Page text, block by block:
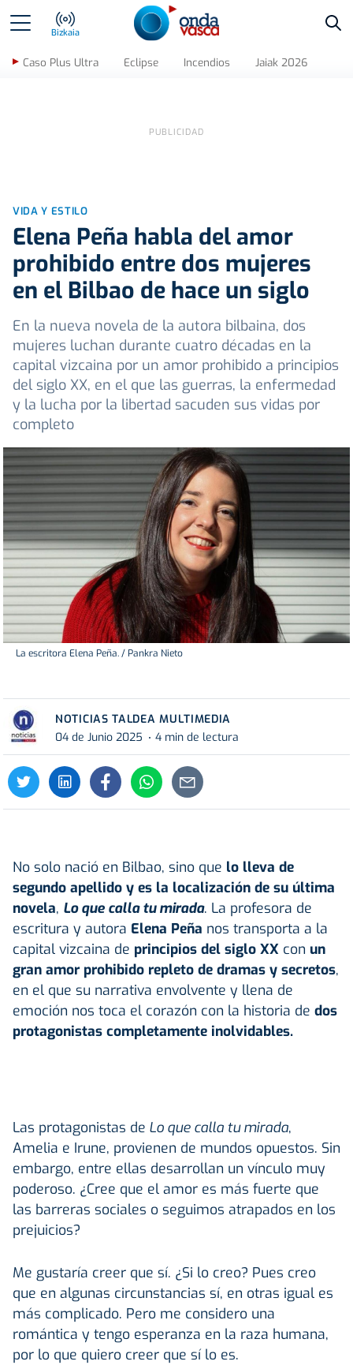
Bizkaia
Caso Plus Ultra Eclipse Incendios Jaiak 2026
VIDA Y ESTILO
Elena Peña habla del amor
prohibido entre dos mujeres
en el Bilbao de hace un siglo
En la nueva novela de la autora bilbaina, dos
mujeres luchan durante cuatro décadas en la
capital vizcaina por un amor prohibido a principios
del siglo XX, en el que las guerras, la enfermedad
y la lucha por la libertad sacuden sus vidas por
completo
La escritora Elena Peña. / Pankra Nieto
NOTICIAS TALDEA MULTIMEDIA
04 de Junio 2025
4 min de lectura
No solo nació en Bilbao, sino que lo lleva de
segundo apellido y es la localización de su última
novela, Lo que calla tu mirada. La profesora de
escritura y autora Elena Peña nos transporta a la
capital vizcaina de principios del siglo XX con un
gran amor prohibido repleto de dramas y secretos,
en el que su narrativa envolvente y llena de
emoción nos toca el corazón con la historia de dos
protagonistas completamente inolvidables.
Las protagonistas de Lo que calla tu mirada,
Amelia e Irune, provienen de mundos opuestos. Sin
embargo, entre ellas desarrollan un vínculo muy
poderoso. ¿Cree que el amor es más fuerte que
las barreras sociales o seguimos atrapados en los
prejuicios?
Me gustaría creer que sí. ¿Si lo creo? Pues creo
que en algunas circunstancias sí, en otras igual es
más complicado. Pero me considero una
romántica y tengo esperanza en la raza humana,
por lo que quiero creer que sí lo es.